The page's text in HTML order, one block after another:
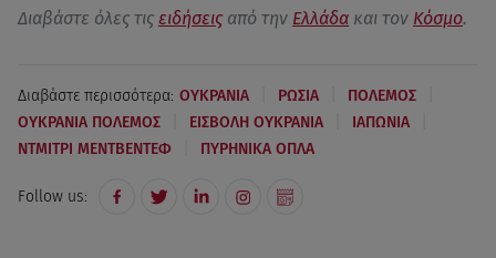
Διαβάστε όλες τις ειδήσεις από την Ελλάδα και τον Κόσμο.
Διαβάστε περισσότερα: ΟΥΚΡΑΝΙΑ ΡΩΣΙΑ ΠΟΛΕΜΟΣ
ΟΥΚΡΑΝΙΑ ΠΟΛΕΜΟΣ ΕΙΣΒΟΛΗ ΟΥΚΡΑΝΙΑ ΙΑΠΩΝΙΑ
ΝΤΜΙΤΡΙ ΜΕΝΤΒΕΝΤΕΦ ΠΥΡΗΝΙΚΑ ΟΠΛΑ
Follow us: